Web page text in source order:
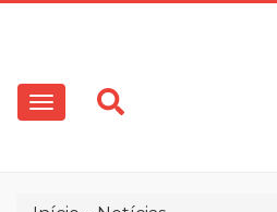
conteúdo
principal
Main
navigation